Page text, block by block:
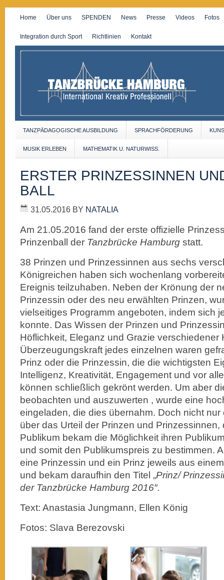
Home Über uns SPENDEN News Presse Videos Fotos
Integration durch Sport Richtlinien Kontakt
TANZPÄDAGOGISCHE AUSBILDUNG SPRACHFÖRDERUNG
MUSIK ERLEBEN MATHEMATIK U. NATURWISS.
ERSTER PRINZESSINNEN
BALL
31.05.2016 BY NATALIA
Am 21.05.2016 fand der erste offizielle
Prinzenball der Tanzbrücke Hamburg statt.
38 Prinzen und Prinzessinnen aus sechs
Königreichen haben sich wochenlang
Ereignis teilzuhaben. Neben der Krönung der
Prinzessin oder des neu erwählten Prinzen,
vielseitiges Programm angeboten, indem sich
konnte. Das Wissen der Prinzen und
Höflichkeit, Eleganz und Grazie verschiedener
Überzeugungskraft jedes einzelnen waren
Prinz oder die Prinzessin, die die wichtigsten
Intelligenz, Kreativität, Engagement und vor
können schließlich gekrönt werden. Um aber
beobachten und auszuwerten , wurde eine
eingeladen, die dies übernahm. Doch nicht
über das Urteil der Prinzen und
Publikum bekam die Möglichkeit ihren
und somit den Publikumspreis zu bestimmen.
eine Prinzessin und ein Prinz jeweils aus
und bekam daraufhin den Titel „Prinz/
der Tanzbrücke Hamburg 2016″.
Text: Anastasia Jungmann, Ellen König
Fotos: Slava Berezovski